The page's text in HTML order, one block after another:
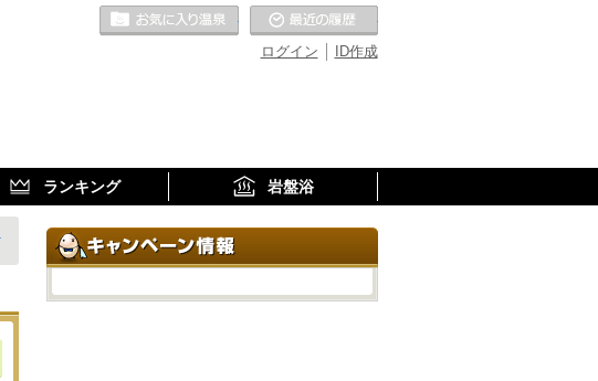
ID作成
ログイン
お気に入りの温泉
ランキング 岩盤浴